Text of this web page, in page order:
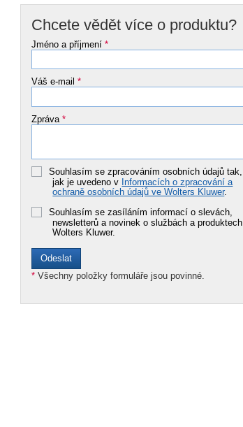
Chcete vědět více o produktu?
Jméno a příjmení*
Váš e-mail*
Zpráva*
Souhlasím se zpracováním osobních údajů tak,
jak je uvedeno v Informacích o zpracování a
ochraně osobních údajů ve Wolters Kluwer.
Souhlasím se zasíláním informací o slevách,
newsletterů a novinek o službách a produktech
Wolters Kluwer.
* Všechny položky formuláře jsou povinné.